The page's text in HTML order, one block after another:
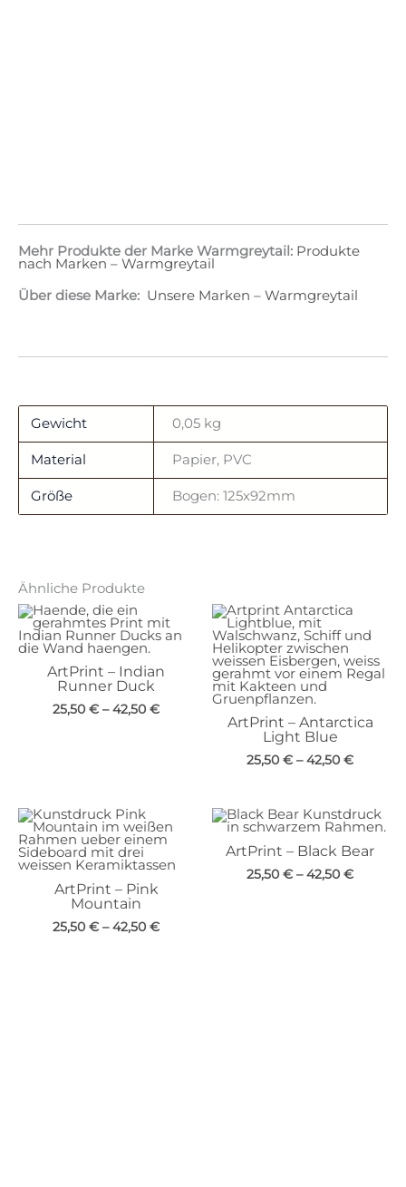
Mehr Produkte der Marke Warmgreytail: Produkte
nach Marken – Warmgreytail
Über diese Marke: Unsere Marken – Warmgreytail
Gewicht 0,05 kg
Material Papier, PVC
Größe Bogen: 125x92mm
Ähnliche Produkte
ArtPrint – Indian
Runner Duck
25,50 € –42,50 €
ArtPrint – Antarctica
Light Blue
25,50 € –42,50 €
ArtPrint – Pink
Mountain
25,50 € –42,50 €
ArtPrint – Black Bear
25,50 € –42,50 €